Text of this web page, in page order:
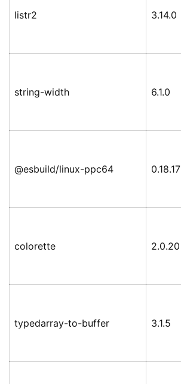
listr2 3.14.0
string-width 6.1.0
@esbuild/linux-ppc64 0.18.17
colorette 2.0.20
typedarray-to-buffer 3.1.5